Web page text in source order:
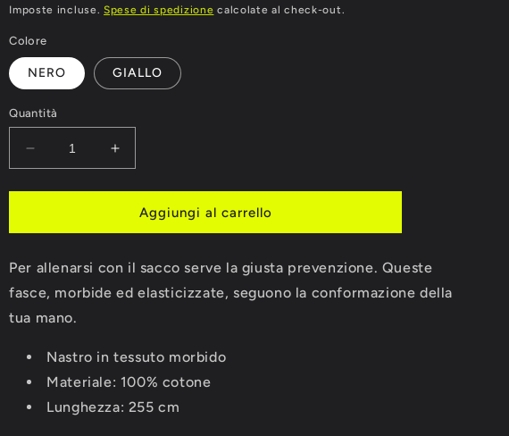
di
listino
Imposte incluse.Spese di spedizione calcolate al check-out.
Colore
NERO GIALLO
Quantità
Diminuisci
quantità
per
ADIDAS
CM
255
Aumenta
quantità
per
BENDAGGI
ADIDAS
CM
255
Aggiungi al carrello
Per allenarsi con il sacco serve la giusta prevenzione. Queste
fasce, morbide ed elasticizzate, seguono la conformazione della
tua mano.
Nastro in tessuto morbido
Materiale: 100% cotone
Lunghezza: 255 cm